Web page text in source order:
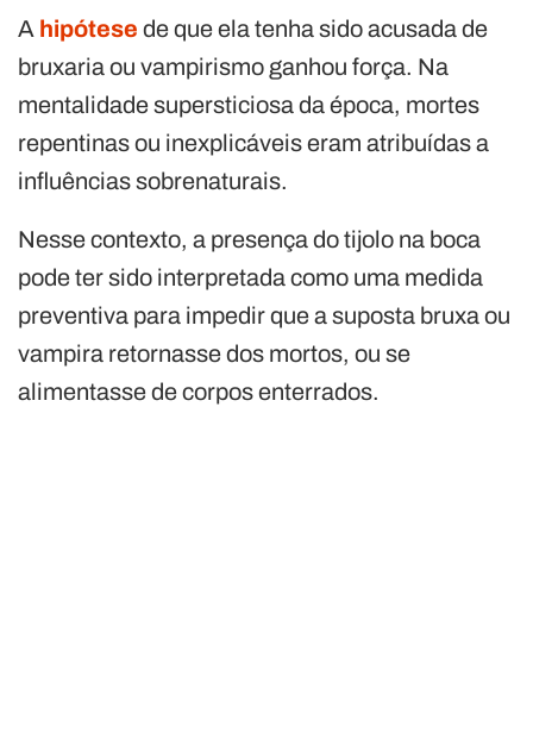
A hipótese de que ela tenha sido acusada de
bruxaria ou vampirismo ganhou força. Na
mentalidade supersticiosa da época, mortes
repentinas ou inexplicáveis eram atribuídas a
influências sobrenaturais.
Nesse contexto, a presença do tijolo na boca
pode ter sido interpretada como uma medida
preventiva para impedir que a suposta bruxa ou
vampira retornasse dos mortos, ou se
alimentasse de corpos enterrados.